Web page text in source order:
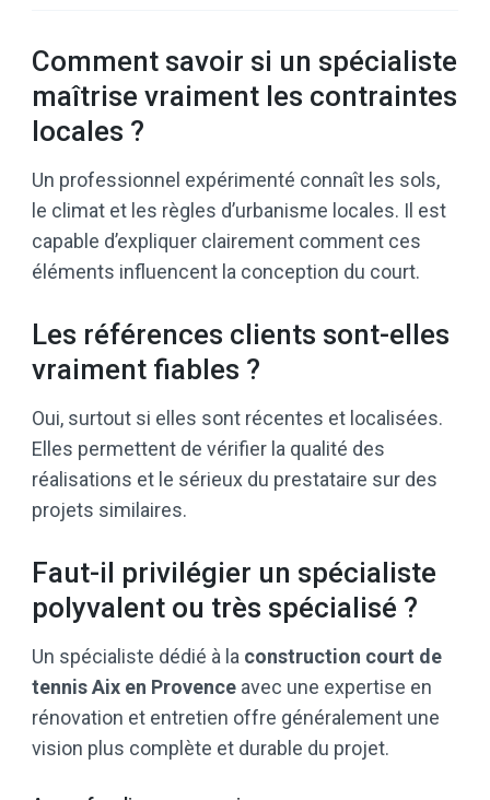
Comment savoir si un spécialiste
maîtrise vraiment les contraintes
locales ?
Un professionnel expérimenté connaît les sols,
le climat et les règles d’urbanisme locales. Il est
capable d’expliquer clairement comment ces
éléments influencent la conception du court.
Les références clients sont-elles
vraiment fiables ?
Oui, surtout si elles sont récentes et localisées.
Elles permettent de vérifier la qualité des
réalisations et le sérieux du prestataire sur des
projets similaires.
Faut-il privilégier un spécialiste
polyvalent ou très spécialisé ?
Un spécialiste dédié à la construction court de
tennis Aix en Provence avec une expertise en
rénovation et entretien offre généralement une
vision plus complète et durable du projet.